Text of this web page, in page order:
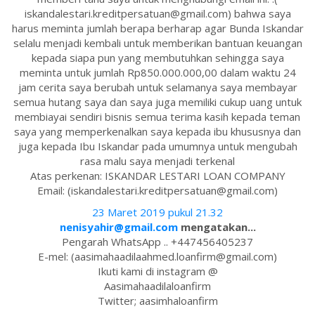
iskandalestari.kreditpersatuan@gmail.com) bahwa saya
harus meminta jumlah berapa berharap agar Bunda Iskandar
selalu menjadi kembali untuk memberikan bantuan keuangan
kepada siapa pun yang membutuhkan sehingga saya
meminta untuk jumlah Rp850.000.000,00 dalam waktu 24
jam cerita saya berubah untuk selamanya saya membayar
semua hutang saya dan saya juga memiliki cukup uang untuk
membiayai sendiri bisnis semua terima kasih kepada teman
saya yang memperkenalkan saya kepada ibu khususnya dan
juga kepada Ibu Iskandar pada umumnya untuk mengubah
rasa malu saya menjadi terkenal
Atas perkenan: ISKANDAR LESTARI LOAN COMPANY
Email: (iskandalestari.kreditpersatuan@gmail.com)
23 Maret 2019 pukul 21.32
nenisyahir@gmail.commengatakan...
Pengarah WhatsApp .. +447456405237
E-mel: (aasimahaadilaahmed.loanfirm@gmail.com)
Ikuti kami di instagram @
Aasimahaadilaloanfirm
Twitter; aasimhaloanfirm